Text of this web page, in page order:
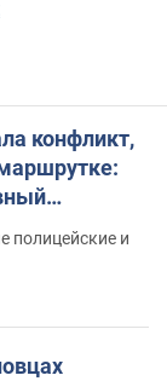
конфликт,
полицейские и